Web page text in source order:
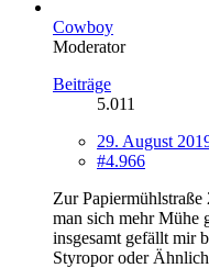
Cowboy
Moderator
Beiträge
5.011
29. August
#4.966
Zur Papiermühlstraße
man sich mehr Mühe
insgesamt gefällt mir
Styropor oder